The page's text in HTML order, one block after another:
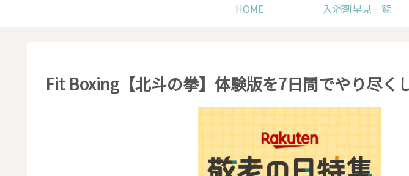
HOME 入浴剤早見一覧
Fit Boxing【北斗の拳】体験版を7日間でやり尽く